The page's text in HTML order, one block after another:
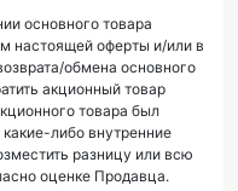
основного товара
настоящей оферты и/или в
обмена основного
акционный товар
товара был
либо внутренние
разницу или всю
оценке Продавца.